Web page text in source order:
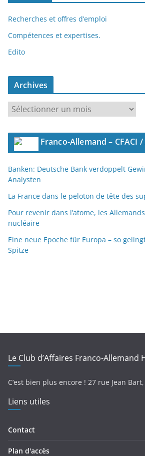
Recherches et offres d’emploi
Compétences et expertises.
Edito
Archives
r
c
v
e
s
Franco-Allemand – CFACI /
Banken: Deutsche Bank verdoppelt
Analysten
La France dans le peloton de tête des
Pour revenir dans l’atome, les
nucléaire
Eine neue Epoche für Europa – so
Spitze
Le Club d’Affaires Franco-Allemand
C’est bien plus encore ! 27 rue Jean Bart,
Liens utiles
Contact
Plan d'accès